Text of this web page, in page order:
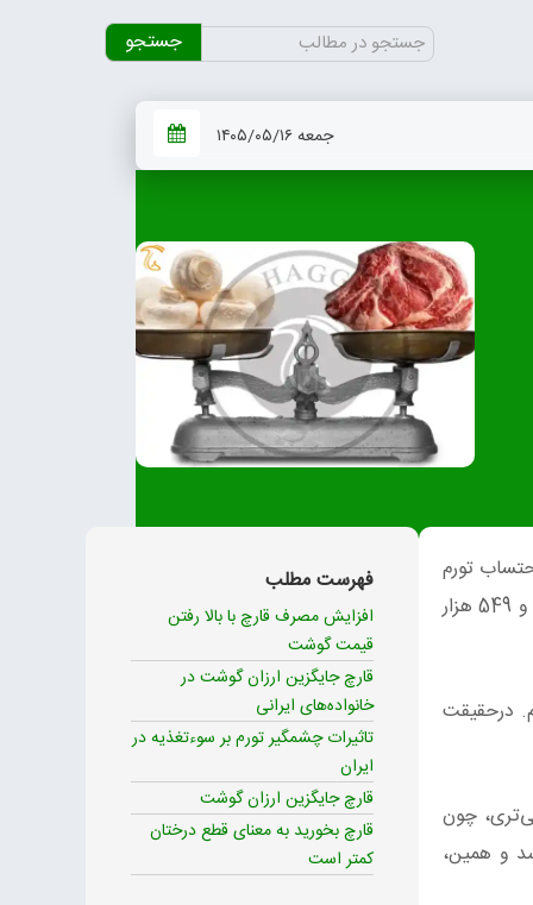
جستجو
برای:
جمعه ۱۴۰۵/۰۵/۱۶
اقتصادی است. به نقل از روزنامه هم میهن و سایت خبرآنلاین در دی‌ ماه ۱۴۰۱ با احتساب تورم
نقطه‌ به‌ نقطه 69.2 درصدی. حداقل هزینه سبد خوراکی خانوار 3 میلیون و 280 هزار تومانی دی‌ ماه سال قبل، به رقم 5 میلیون و 549 هزار
درحقیقت
چون
و همین،
فهرست مطلب
افزایش مصرف قارچ با بالا رفتن
قیمت گوشت
قارچ جایگزین ارزان گوشت در
خانواده‌های ایرانی
تاثیرات چشمگیر تورم بر سوءتغذیه در
ایران
قارچ جایگزین ارزان گوشت
قارچ بخورید به معنای قطع درختان
کمتر است